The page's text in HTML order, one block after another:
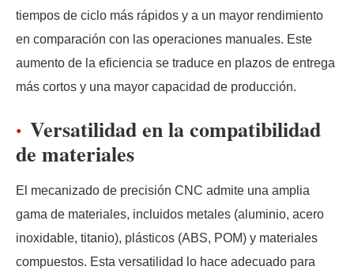
tiempos de ciclo más rápidos y a un mayor rendimiento
en comparación con las operaciones manuales. Este
aumento de la eficiencia se traduce en plazos de entrega
más cortos y una mayor capacidad de producción.
Versatilidad en la compatibilidad
de materiales
El mecanizado de precisión CNC admite una amplia
gama de materiales, incluidos metales (aluminio, acero
inoxidable, titanio), plásticos (ABS, POM) y materiales
compuestos. Esta versatilidad lo hace adecuado para